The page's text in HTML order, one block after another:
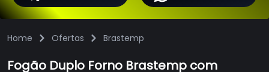
Home Ofertas Brastemp
Fogão Duplo Forno Brastemp com